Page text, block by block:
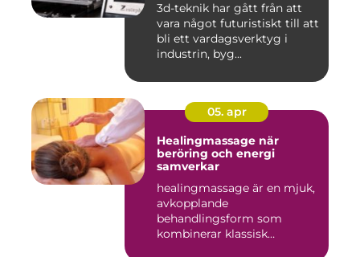
3d-teknik har gått från att
vara något futuristiskt till att
bli ett vardagsverktyg i
industrin, byg...
05. apr
Healingmassage när
beröring och energi
samverkar
healingmassage är en mjuk,
avkopplande
behandlingsform som
kombinerar klassisk